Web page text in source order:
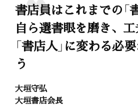
書店員はこれまでの「
自ら選書眼を磨き、
「書店人」に変わる必
う
大垣守弘
大垣書店会長